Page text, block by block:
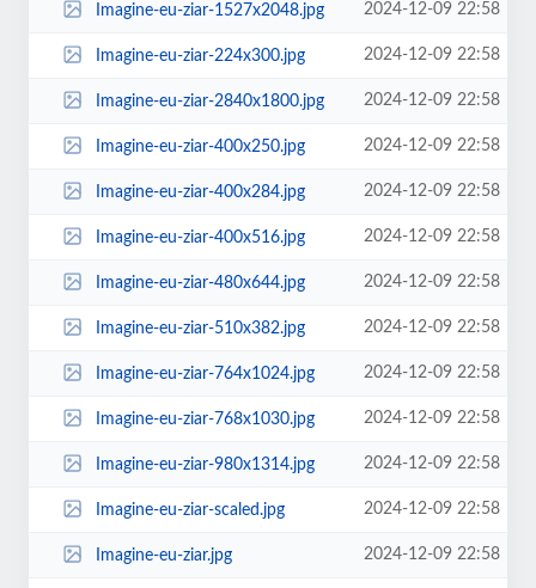
Imagine-eu-ziar-1527x2048.jpg 2024-12-09 22:58
Imagine-eu-ziar-224x300.jpg 2024-12-09 22:58
Imagine-eu-ziar-2840x1800.jpg 2024-12-09 22:58
Imagine-eu-ziar-400x250.jpg 2024-12-09 22:58
Imagine-eu-ziar-400x284.jpg 2024-12-09 22:58
Imagine-eu-ziar-400x516.jpg 2024-12-09 22:58
Imagine-eu-ziar-480x644.jpg 2024-12-09 22:58
Imagine-eu-ziar-510x382.jpg 2024-12-09 22:58
Imagine-eu-ziar-764x1024.jpg 2024-12-09 22:58
Imagine-eu-ziar-768x1030.jpg 2024-12-09 22:58
Imagine-eu-ziar-980x1314.jpg 2024-12-09 22:58
Imagine-eu-ziar-scaled.jpg 2024-12-09 22:58
Imagine-eu-ziar.jpg 2024-12-09 22:58